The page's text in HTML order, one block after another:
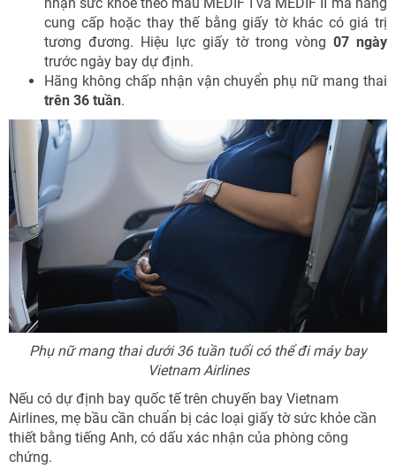
cung cấp hoặc thay thế bằng giấy tờ khác có giá trị
tương đương. Hiệu lực giấy tờ trong vòng 07 ngày
trước ngày bay dự định.
Hãng không chấp nhận vận chuyển phụ nữ mang thai
trên 36 tuần.
Phụ nữ mang thai dưới 36 tuần tuổi có thể đi máy bay
Vietnam Airlines
Nếu có dự định bay quốc tế trên chuyến bay Vietnam
Airlines, mẹ bầu cần chuẩn bị các loại giấy tờ sức khỏe cần
thiết bằng tiếng Anh, có dấu xác nhận của phòng công
chứng.